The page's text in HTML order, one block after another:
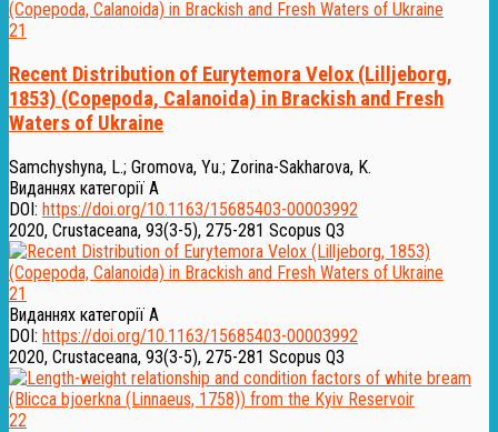
21
Recent Distribution of Eurytemora Velox (Lilljeborg,
1853) (Copepoda, Calanoida) in Brackish and Fresh
Waters of Ukraine
Samchyshyna, L.; Gromova, Yu.; Zorina-Sakharova, K.
Виданнях категорії А
DOI: https://doi.org/10.1163/15685403-00003992
2020, Crustaceana, 93(3-5), 275-281 Scopus Q3
21
Виданнях категорії А
DOI: https://doi.org/10.1163/15685403-00003992
2020, Crustaceana, 93(3-5), 275-281 Scopus Q3
22